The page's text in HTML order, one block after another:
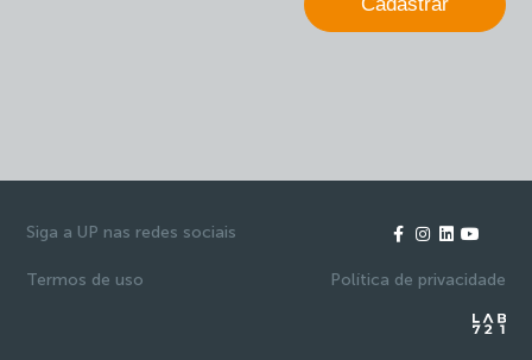
Cadastrar
Siga a UP nas redes sociais
Termos de uso Política de privacidade